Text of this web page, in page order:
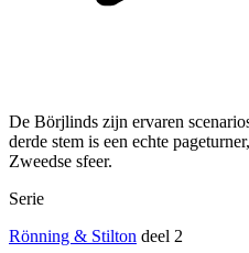
De Börjlinds zijn ervaren
derde stem is een echte
Zweedse sfeer.
Serie
Rönning & Stilton deel 2